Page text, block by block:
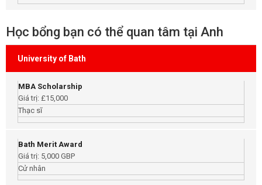
Học bổng bạn có thể quan tâm tại Anh
University of Bath
MBA Scholarship
Giá trị: £15,000
Thạc sĩ
Bath Merit Award
Giá trị: 5,000 GBP
Cử nhân